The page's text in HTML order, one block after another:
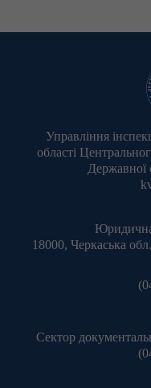
Управління
області
Державної
Юридична
18000, Черкаська
Сектор